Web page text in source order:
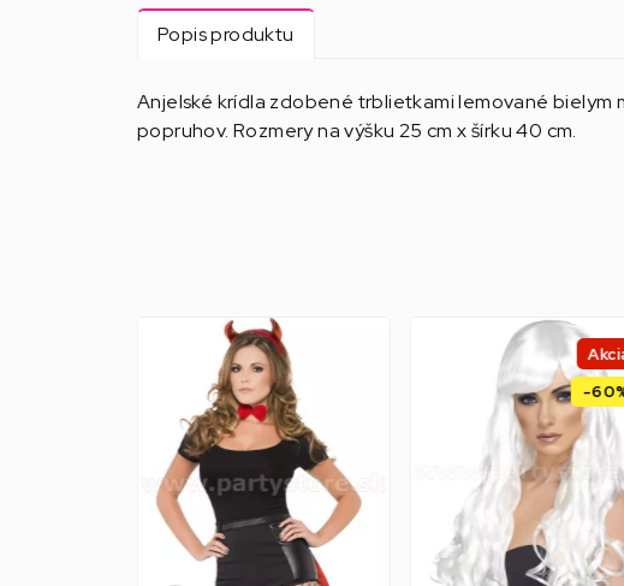
Popis produktu
Anjelské krídla zdobené trblietkami lemované bielym
popruhov. Rozmery na výšku 25 cm x šírku 40 cm.
-